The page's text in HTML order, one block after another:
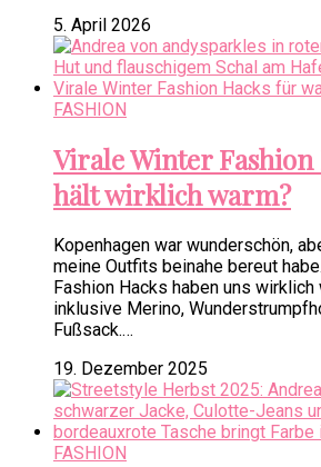
5. April 2026
FASHION
Virale Winter Fashion
hält wirklich warm?
Kopenhagen war wunderschön,
meine Outfits beinahe bereut
Fashion Hacks haben uns wirklich
inklusive Merino,
Fußsack.…
19. Dezember 2025
FASHION